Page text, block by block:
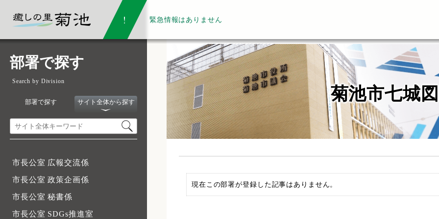
緊急情報はありません
部署で探す
Search by Division
部署で探す サイト全体から探す
市長公室 広報交流係
市長公室 政策企画係
市長公室 秘書係
市長公室 SDGs推進室
菊池市七城
現在この部署が登録した記事はありません。